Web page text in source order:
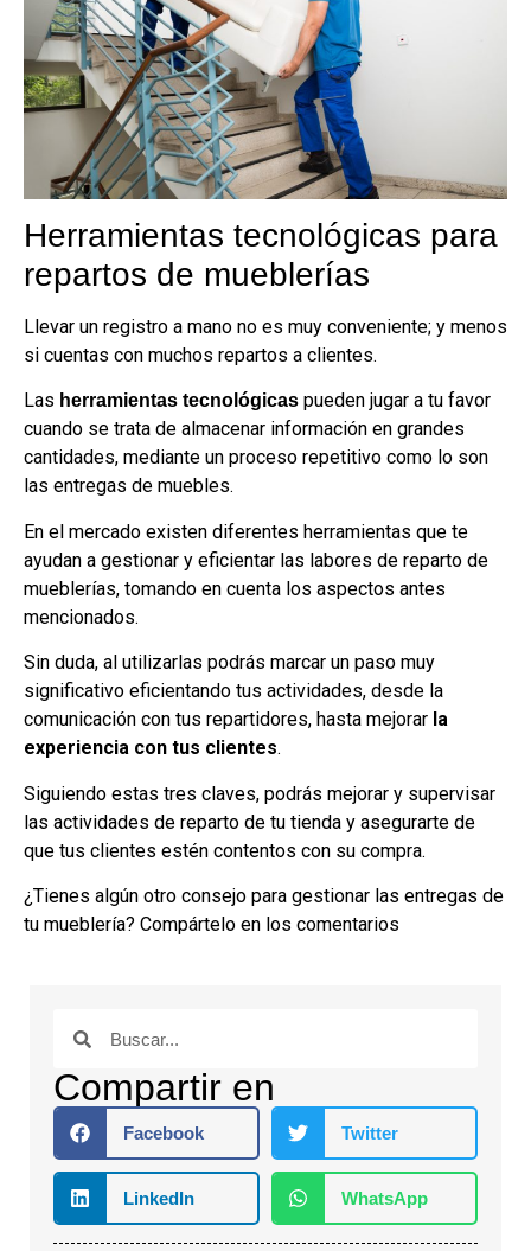
Herramientas tecnológicas para
repartos de mueblerías
Llevar un registro a mano no es muy conveniente; y menos
si cuentas con muchos repartos a clientes.
Las herramientas tecnológicas pueden jugar a tu favor
cuando se trata de almacenar información en grandes
cantidades, mediante un proceso repetitivo como lo son
las entregas de muebles.
En el mercado existen diferentes herramientas que te
ayudan a gestionar y eficientar las labores de reparto de
mueblerías, tomando en cuenta los aspectos antes
mencionados.
Sin duda, al utilizarlas podrás marcar un paso muy
significativo eficientando tus actividades, desde la
comunicación con tus repartidores, hasta mejorar la
experiencia con tus clientes.
Siguiendo estas tres claves, podrás mejorar y supervisar
las actividades de reparto de tu tienda y asegurarte de
que tus clientes estén contentos con su compra.
¿Tienes algún otro consejo para gestionar las entregas de
tu mueblería? Compártelo en los comentarios
Compartir en
Facebook Twitter
LinkedIn WhatsApp